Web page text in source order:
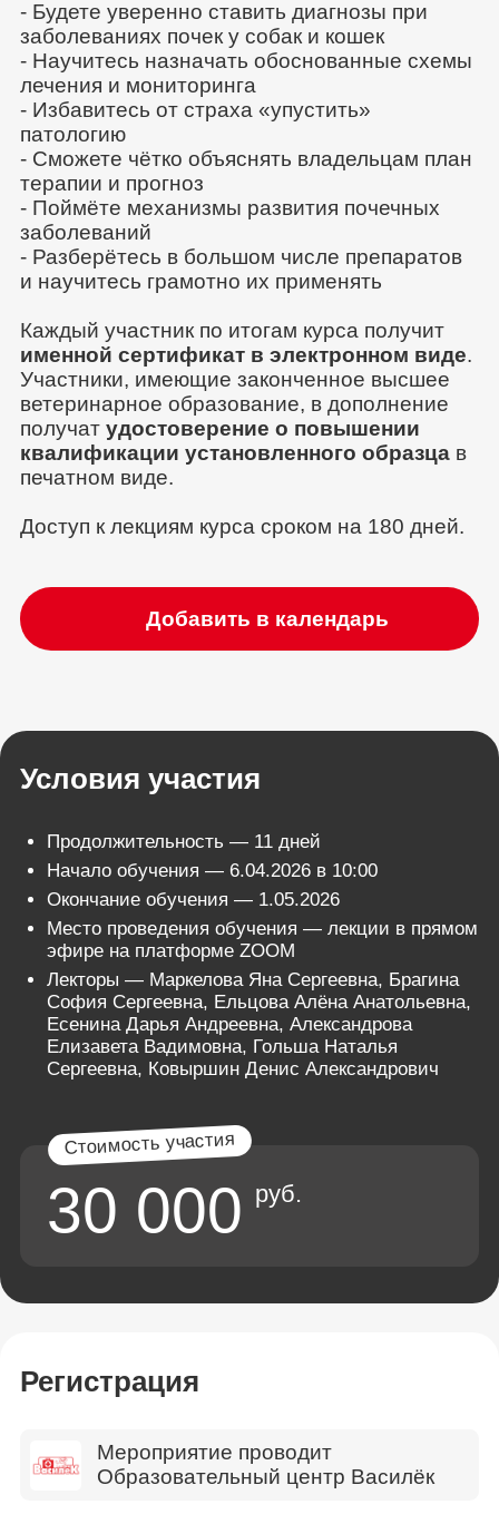
- Будете уверенно ставить диагнозы при
заболеваниях почек у собак и кошек
- Научитесь назначать обоснованные схемы
лечения и мониторинга
- Избавитесь от страха «упустить»
патологию
- Сможете чётко объяснять владельцам план
терапии и прогноз
- Поймёте механизмы развития почечных
заболеваний
- Разберётесь в большом числе препаратов
и научитесь грамотно их применять
Каждый участник по итогам курса получит
именной сертификат в электронном виде.
Участники, имеющие законченное высшее
ветеринарное образование, в дополнение
получат удостоверение о повышении
квалификации установленного образцав
печатном виде.
Доступ к лекциям курса сроком на 180 дней.
Добавить в календарь
Условия участия
Продолжительность — 11 дней
Начало обучения — 6.04.2026 в 10:00
Окончание обучения — 1.05.2026
Место проведения обучения — лекции в прямом
эфире на платформе ZOOM
Лекторы — Маркелова Яна Сергеевна, Брагина
София Сергеевна, Ельцова Алёна Анатольевна,
Есенина Дарья Андреевна, Александрова
Елизавета Вадимовна, Гольша Наталья
Сергеевна, Ковыршин Денис Александрович
30 000 руб.
Регистрация
Мероприятие проводит
Образовательный центр Василёк